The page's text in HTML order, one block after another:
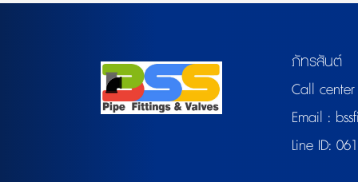
ภัทรสันต์
Call
Email :
Line ID: